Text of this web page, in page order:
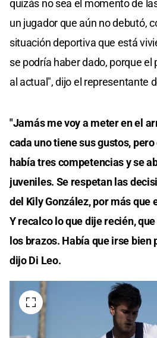
quizás no sea el momento de
un jugador que aún no debutó,
situación deportiva que está
se podría haber dado, porque
al actual", dijo el representante
"Jamás me voy a meter en el
cada uno tiene sus gustos,
había tres competencias y se
juveniles. Se respetan las
del Kily González, por más que
Y recalco lo que dije recién,
los brazos. Había que irse bien
dijo Di Leo.